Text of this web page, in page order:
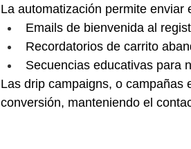
La automatización permite
Emails de bienvenida al
Recordatorios de carrito
Secuencias educativas para
Las drip campaigns, o campañas
conversión, manteniendo el